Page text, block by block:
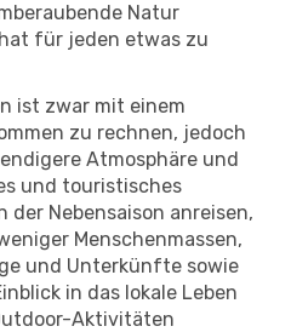
Natur
für jeden etwas zu
ist zwar mit einem
zu rechnen, jedoch
Atmosphäre und
und touristisches
der Nebensaison anreisen,
Menschenmassen,
und Unterkünfte sowie
in das lokale Leben
Aktivitäten